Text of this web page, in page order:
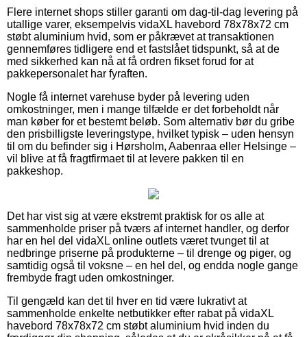
Flere internet shops stiller garanti om dag-til-dag levering på
utallige varer, eksempelvis vidaXL havebord 78x78x72 cm
støbt aluminium hvid, som er påkrævet at transaktionen
gennemføres tidligere end et fastslået tidspunkt, så at de
med sikkerhed kan nå at få ordren fikset forud for at
pakkepersonalet har fyraften.
Nogle få internet varehuse byder på levering uden
omkostninger, men i mange tilfælde er det forbeholdt når
man køber for et bestemt beløb. Som alternativ bør du gribe
den prisbilligste leveringstype, hvilket typisk – uden hensyn
til om du befinder sig i Hørsholm, Aabenraa eller Helsinge –
vil blive at få fragtfirmaet til at levere pakken til en
pakkeshop.
Det har vist sig at være ekstremt praktisk for os alle at
sammenholde priser på tværs af internet handler, og derfor
har en hel del vidaXL online outlets været tvunget til at
nedbringe priserne på produkterne – til drenge og piger, og
samtidig også til voksne – en hel del, og endda nogle gange
frembyde fragt uden omkostninger.
Til gengæld kan det til hver en tid være lukrativt at
sammenholde enkelte netbutikker efter rabat på vidaXL
havebord 78x78x72 cm støbt aluminium hvid inden du